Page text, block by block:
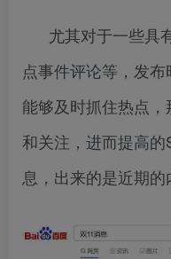
尤其对于一些具
点事件评论等，发
能够及时抓住热点
和关注，进而提高
息，出来的是近期的